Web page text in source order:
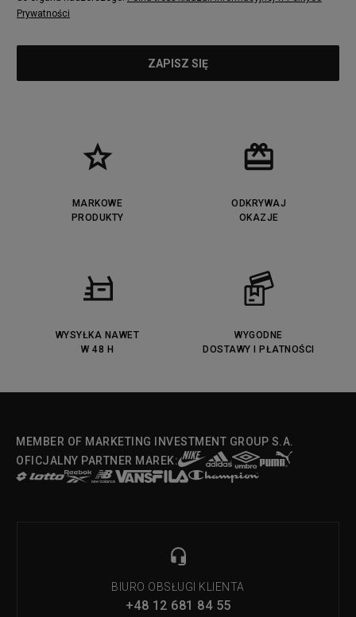
Prywatności
MARKOWE
PRODUKTY
ODKRYWAJ
OKAZJE
WYSYŁKA NAWET
W 48 H
WYGODNE
DOSTAWY I PŁATNOŚCI
MEMBER OF MARKETING INVESTMENT GROUP S.A.
OFICJALNY PARTNER MAREK:
BIURO OBSŁUGI KLIENTA
+48 12 681 84 55